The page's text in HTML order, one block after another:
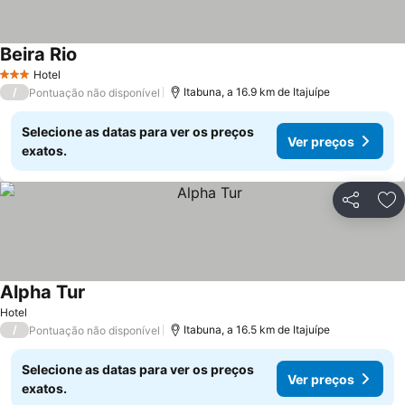
3 EstrelasHotel
Beira Rio
/ Pontuação não disponível Itabuna, a 16.9 km de Itajuípe
Selecione as datas para ver os preços
exatos.
Ver preços
Partilhar
Hotel
Alpha Tur
/ Pontuação não disponível Itabuna, a 16.5 km de Itajuípe
Selecione as datas para ver os preços
exatos.
Ver preços